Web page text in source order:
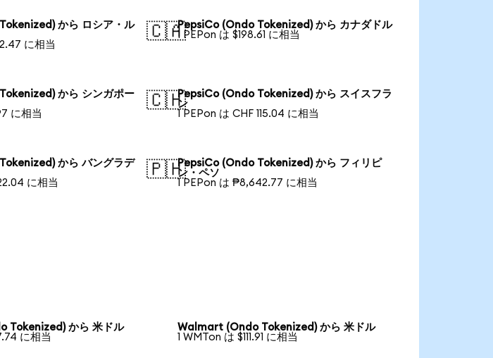
から ロシア・ル
に相当
🇨🇦PepsiCo (Ondo Tokenized) から カナダドル
1 PEPon は $198.61 に相当
から シンガポー
に相当
🇨🇭PepsiCo (Ondo Tokenized) から スイスフラ
ン
1 PEPon は CHF 115.04 に相当
から バングラデ
に相当
🇵🇭PepsiCo (Ondo Tokenized) から フィリピ
ン・ペソ
1 PEPon は ₱8,642.77 に相当
Tokenized) から 米ドル
に相当
Walmart (Ondo Tokenized) から 米ドル
1 WMTon は $111.91 に相当